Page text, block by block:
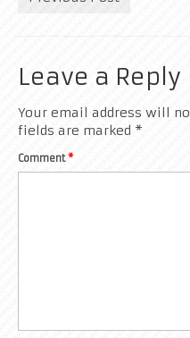
Leave a Reply
Your email address will
fields are marked *
Comment*